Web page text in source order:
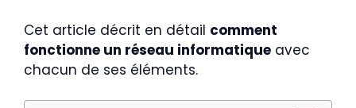
Cet article décrit en détail comment
fonctionne un réseau informatique avec
chacun de ses éléments.